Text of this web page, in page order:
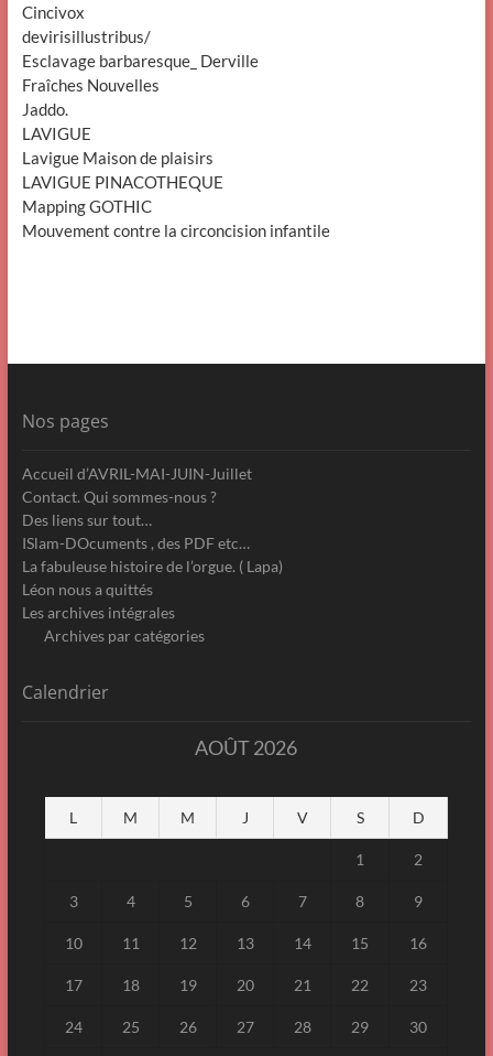
Cincivox
devirisillustribus/
Esclavage barbaresque_ Derville
Fraîches Nouvelles
Jaddo.
LAVIGUE
Lavigue Maison de plaisirs
LAVIGUE PINACOTHEQUE
Mapping GOTHIC
Mouvement contre la circoncision infantile
Nos pages
Accueil d’AVRIL-MAI-JUIN-Juillet
Contact. Qui sommes-nous ?
Des liens sur tout…
ISlam-DOcuments , des PDF etc…
La fabuleuse histoire de l’orgue. ( Lapa)
Léon nous a quittés
Les archives intégrales
Archives par catégories
Calendrier
AOÛT 2026
L M M J V S D
1 2
3 4 5 6 7 8 9
10 11 12 13 14 15 16
17 18 19 20 21 22 23
24 25 26 27 28 29 30